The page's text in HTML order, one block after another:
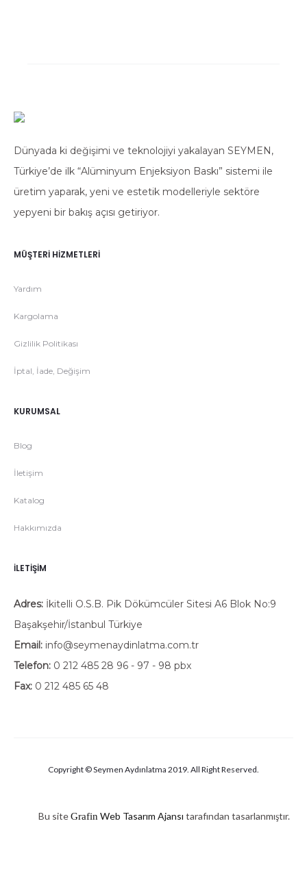
Dünyada ki değişimi ve teknolojiyi yakalayan SEYMEN,
Türkiye’de ilk “Alüminyum Enjeksiyon Baskı” sistemi ile
üretim yaparak, yeni ve estetik modelleriyle sektöre
yepyeni bir bakış açısı getiriyor.
MÜŞTERI HIZMETLERI
Yardım
Kargolama
Gizlilik Politikası
İptal, İade, Değişim
KURUMSAL
Blog
İletişim
Katalog
Hakkımızda
İLETIŞIM
Adres: İkitelli O.S.B. Pik Dökümcüler Sitesi A6 Blok No:9
Başakşehir/İstanbul Türkiye
Email: info@seymenaydinlatma.com.tr
Telefon: 0 212 485 28 96 - 97 - 98 pbx
Fax: 0 212 485 65 48
Copyright © Seymen Aydınlatma 2019. All Right Reserved.
Bu siteGrafin Web Tasarım Ajansı tarafından tasarlanmıştır.